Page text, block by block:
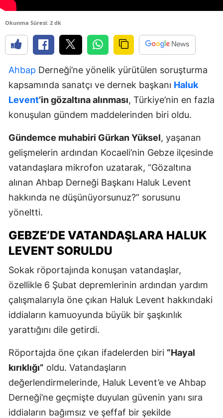
Okunma Süresi: 2 dk
Ahbap Derneği’ne yönelik yürütülen soruşturma
kapsamında sanatçı ve dernek başkanı Haluk
Levent’in gözaltına alınması, Türkiye’nin en fazla
konuşulan gündem maddelerinden biri oldu.
Gündemce muhabiri Gürkan Yüksel, yaşanan
gelişmelerin ardından Kocaeli’nin Gebze ilçesinde
vatandaşlara mikrofon uzatarak, “Gözaltına
alınan Ahbap Derneği Başkanı Haluk Levent
hakkında ne düşünüyorsunuz?” sorusunu
yöneltti.
GEBZE’DE VATANDAŞLARA HALUK
LEVENT SORULDU
Sokak röportajında konuşan vatandaşlar,
özellikle 6 Şubat depremlerinin ardından yardım
çalışmalarıyla öne çıkan Haluk Levent hakkındaki
iddiaların kamuoyunda büyük bir şaşkınlık
yarattığını dile getirdi.
Röportajda öne çıkan ifadelerden biri “Hayal
kırıklığı” oldu. Vatandaşların
değerlendirmelerinde, Haluk Levent’e ve Ahbap
Derneği’ne geçmişte duyulan güvenin yanı sıra
iddiaların bağımsız ve şeffaf bir şekilde